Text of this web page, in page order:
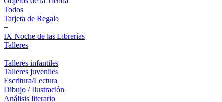
Todos
Tarjeta de Regalo
+
IX Noche de las Librerías
Talleres
+
Talleres infantiles
Talleres juveniles
Escritura/Lectura
Dibujo / Ilustración
Análisis literario